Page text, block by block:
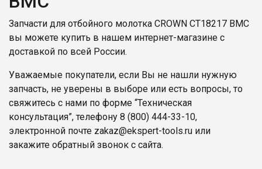
Запчасти для отбойного молотка CROWN CT18217 BMC
вы можете купить в нашем интернет-магазине с
доставкой по всей России.
Уважаемые покупатели, если Вы не нашли нужную
запчасть, не уверены в выборе или есть вопросы, то
свяжитесь с нами по форме “Техническая
консультация”, телефону 8 (800) 444-33-10,
электронной почте zakaz@ekspert-tools.ru или
закажите обратный звонок с сайта.